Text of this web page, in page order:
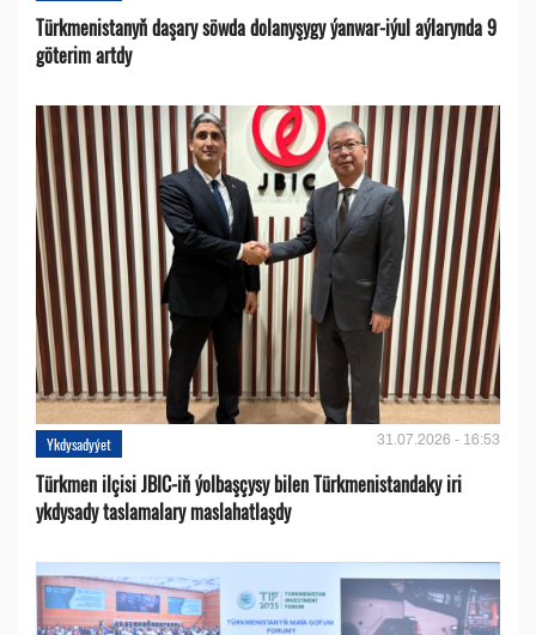
Türkmenistanyň daşary söwda dolanyşygy ýanwar-iýul aýlarynda 9
göterim artdy
Ykdysadyýet 31.07.2026 - 16:53
Türkmen ilçisi JBIC-iň ýolbaşçysy bilen Türkmenistandaky iri
ykdysady taslamalary maslahatlaşdy